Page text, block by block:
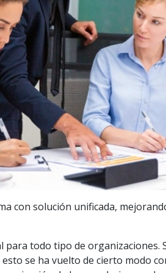
con solución unificada,
para todo tipo de organizaciones.
se ha vuelto de cierto modo